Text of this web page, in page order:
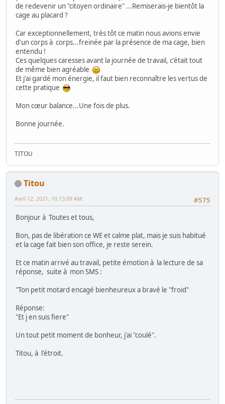
de redevenir un "citoyen ordinaire" ...Remiserais-je bientôt la
cage au placard ?
Car exceptionnellement, très tôt ce matin nous avions envie
d'un corps à corps...freinée par la présence de ma cage, bien
entendu !
Ces quelques caresses avant la journée de travail, c'était tout
de même bien agréable
Et j'ai gardé mon énergie, il faut bien reconnaître les vertus de
cette pratique
Mon cœur balance...Une fois de plus.
Bonne journée.
TITOU
Titou
#575
Avril 12, 2021, 10:13:09 AM
Bonjour à Toutes et tous,
Bon, pas de libération ce WE et calme plat, mais je suis habitué
et la cage fait bien son office, je reste serein.
Et ce matin arrivé au travail, petite émotion à la lecture de sa
réponse, suite à mon SMS :
"Ton petit motard encagé bienheureux a bravé le "froid"
Réponse:
"Et j en suis fiere"
Un tout petit moment de bonheur, j'ai "coulé".
Titou, à l'étroit.